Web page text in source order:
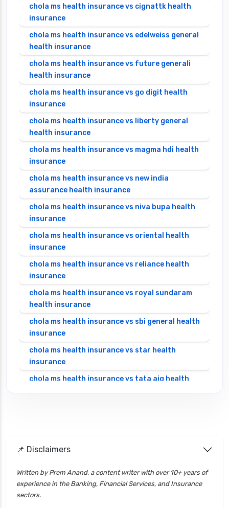
chola ms health insurance vs cignattk health
insurance
chola ms health insurance vs edelweiss general
health insurance
chola ms health insurance vs future generali
health insurance
chola ms health insurance vs go digit health
insurance
chola ms health insurance vs liberty general
health insurance
chola ms health insurance vs magma hdi health
insurance
chola ms health insurance vs new india
assurance health insurance
chola ms health insurance vs niva bupa health
insurance
chola ms health insurance vs oriental health
insurance
chola ms health insurance vs reliance health
insurance
chola ms health insurance vs royal sundaram
health insurance
chola ms health insurance vs sbi general health
insurance
chola ms health insurance vs star health
insurance
chola ms health insurance vs tata aig health
health insurance
insurance
cignattk health insurance vs liberty general
📌 Disclaimers
Written by Prem Anand, a content writer with over 10+ years of
experience in the Banking, Financial Services, and Insurance
sectors.